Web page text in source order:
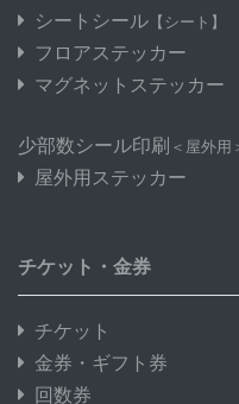
シートシール 【シート】
フロアステッカー
マグネットステッカー
少部数シール印刷 ＜屋外用
屋外用ステッカー
チケット・金券
チケット
金券・ギフト券
回数券